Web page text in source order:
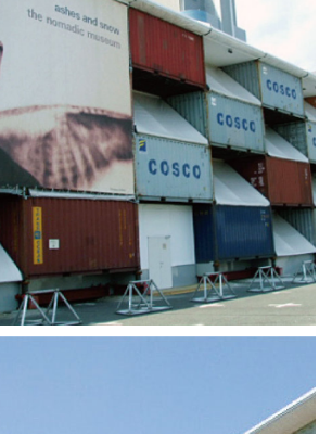
カタログダウンロード
その他ご案内